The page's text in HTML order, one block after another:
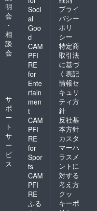
明
会
・
相
談
会
サ
ポ
ー
ト
サ
ー
ビ
ス
Soci
al
Goo
d
CAM
PFI
RE
for
Ente
rtain
men
t
CAM
PFI
RE
for
Spor
ts
CAM
PFI
RE
ふる
プライ
バシー
ポリ
シー
特定商
取引法
に基づ
く表記
情報セ
キュリ
ティ方
針
反社基
本方針
カスタ
マーハ
ラスメ
ントに
対する
考え方
クッ
キーポ